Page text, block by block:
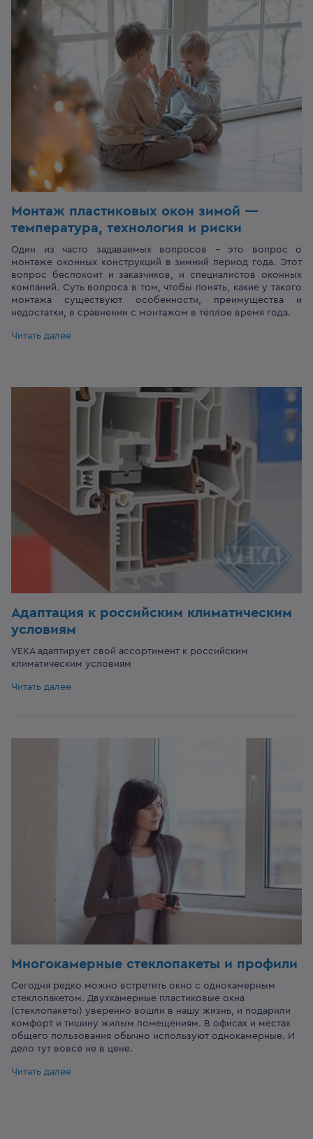
Монтаж пластиковых окон зимой —
температура, технология и риски
Один из часто задаваемых вопросов – это вопрос о
монтаже оконных конструкций в зимний период года. Этот
вопрос беспокоит и заказчиков, и специалистов оконных
компаний. Суть вопроса в том, чтобы понять, какие у такого
монтажа существуют особенности, преимущества и
недостатки, в сравнении с монтажом в тёплое время года.
Читать далее
Адаптация к российским климатическим
условиям
VEKA адаптирует свой ассортимент к российским
климатическим условиям
Читать далее
Многокамерные стеклопакеты и профили
Сегодня редко можно встретить окно с однокамерным
стеклопакетом. Двухкамерные пластиковые окна
(стеклопакеты) уверенно вошли в нашу жизнь, и подарили
комфорт и тишину жилым помещениям. В офисах и местах
общего пользования обычно используют однокамерные. И
дело тут вовсе не в цене.
Читать далее